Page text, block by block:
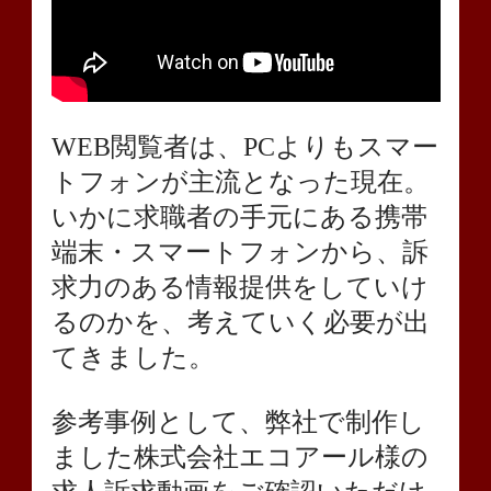
WEB閲覧者は、PCよりもスマー
トフォンが主流となった現在。
いかに求職者の手元にある携帯
端末・スマートフォンから、訴
求力のある情報提供をしていけ
るのかを、考えていく必要が出
てきました。
参考事例として、弊社で制作し
ました株式会社エコアール様の